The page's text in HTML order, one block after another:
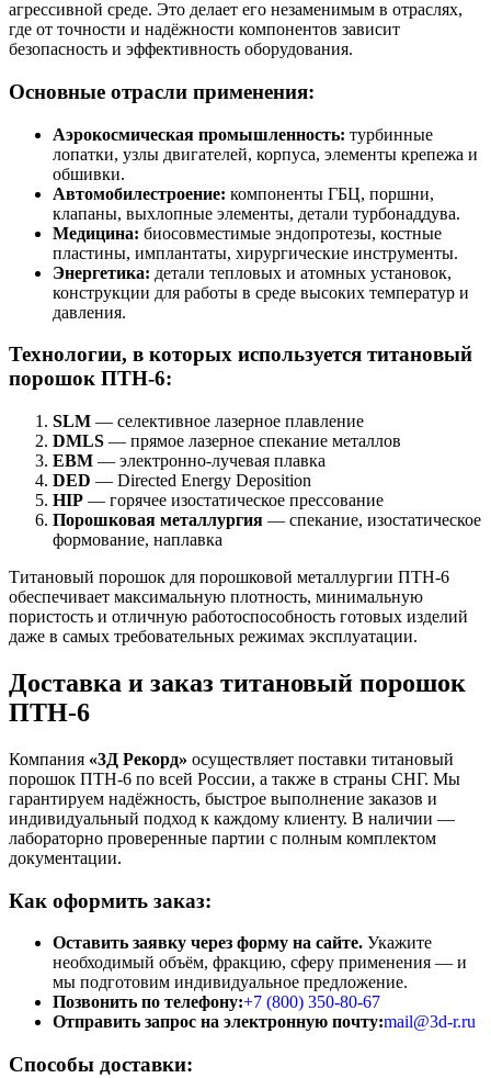
агрессивной среде. Это делает его незаменимым в отраслях,
где от точности и надёжности компонентов зависит
безопасность и эффективность оборудования.
Основные отрасли применения:
Аэрокосмическая промышленность: турбинные
лопатки, узлы двигателей, корпуса, элементы крепежа и
обшивки.
Автомобилестроение: компоненты ГБЦ, поршни,
клапаны, выхлопные элементы, детали турбонаддува.
Медицина: биосовместимые эндопротезы, костные
пластины, имплантаты, хирургические инструменты.
Энергетика: детали тепловых и атомных установок,
конструкции для работы в среде высоких температур и
давления.
Технологии, в которых используется титановый
порошок ПТН-6:
SLM — селективное лазерное плавление
DMLS — прямое лазерное спекание металлов
EBM — электронно-лучевая плавка
DED — Directed Energy Deposition
HIP — горячее изостатическое прессование
Порошковая металлургия — спекание, изостатическое
формование, наплавка
Титановый порошок для порошковой металлургии ПТН-6
обеспечивает максимальную плотность, минимальную
пористость и отличную работоспособность готовых изделий
даже в самых требовательных режимах эксплуатации.
Доставка и заказ титановый порошок
ПТН-6
Компания «3Д Рекорд» осуществляет поставки титановый
порошок ПТН-6 по всей России, а также в страны СНГ. Мы
гарантируем надёжность, быстрое выполнение заказов и
индивидуальный подход к каждому клиенту. В наличии —
лабораторно проверенные партии с полным комплектом
документации.
Как оформить заказ:
Оставить заявку через форму на сайте. Укажите
необходимый объём, фракцию, сферу применения — и
мы подготовим индивидуальное предложение.
Позвонить по телефону:+7 (800) 350-80-67
Отправить запрос на электронную почту:mail@3d-r.ru
Способы доставки: